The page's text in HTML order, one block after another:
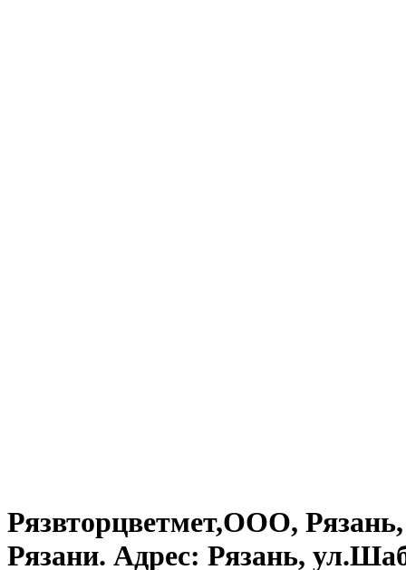
Рязвторцветмет,ООО,
Рязани. Адрес: Рязань,